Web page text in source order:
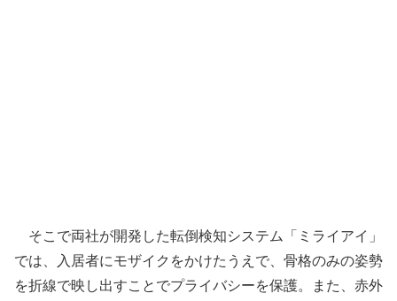
そこで両社が開発した転倒検知システム「ミライアイ」
では、入居者にモザイクをかけたうえで、骨格のみの姿勢
を折線で映し出すことでプライバシーを保護。また、赤外